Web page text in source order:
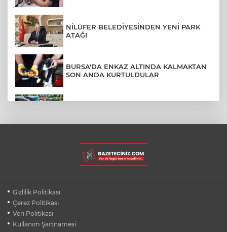
NİLÜFER BELEDİYESİNDEN YENİ PARK
ATAĞI
BURSA'DA ENKAZ ALTINDA KALMAKTAN
SON ANDA KURTULDULAR
BURSA'DA DEPO YANGINI BİNAYA
SIÇRAMADAN SÖNDÜRÜLDÜ
SİLİVRİ'DE YANGIN: MAHSUR KALANLAR
Gizlilik Politikası
Çerez Politikası
Veri Politikası
Kullanım Şartnamesi